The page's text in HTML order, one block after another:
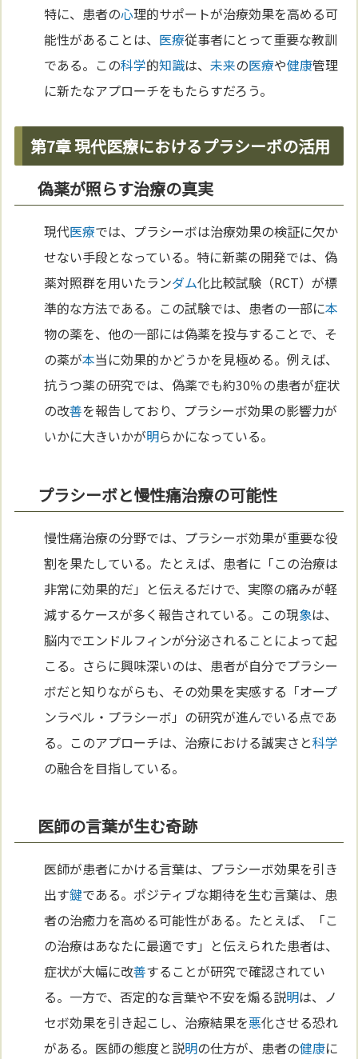
特に、患者の心理的サポートが治療効果を高める可
能性があることは、 医療従事者にとって重要な教訓
である。この科学的知識は、未来の医療や健康管理
に新たなアプローチをもたらすだろう。
第7章 現代医療におけるプラシーボの活用
偽薬が照らす治療の真実
現代医療では、プラシーボは治療効果の検証に欠か
せない手段となっている。特に新薬の開発では、偽
薬対照群を用いたランダム化比較試験（RCT）が標
準的な方法である。この試験では、患者の一部に本
物の薬を、他の一部には偽薬を投与することで、そ
の薬が本当に効果的かどうかを見極める。例えば、
抗うつ薬の研究では、偽薬でも約30％の患者が症状
の改善を報告しており、プラシーボ効果の影響力が
いかに大きいかが明らかになっている。
プラシーボと慢性痛治療の可能性
慢性痛治療の分野では、プラシーボ効果が重要な役
割を果たしている。たとえば、患者に「この治療は
非常に効果的だ」と伝えるだけで、実際の痛みが軽
減するケースが多く報告されている。この現象は、
脳内でエンドルフィンが分泌されることによって起
こる。さらに興味深いのは、患者が自分でプラシー
ボだと知りながらも、その効果を実感する「オープ
ンラベル・プラシーボ」の研究が進んでいる点であ
る。このアプローチは、治療における誠実さと科学
の融合を目指している。
医師の言葉が生む奇跡
医師が患者にかける言葉は、プラシーボ効果を引き
出す鍵である。ポジティブな期待を生む言葉は、患
者の治癒力を高める可能性がある。たとえば、「こ
の治療はあなたに最適です」と伝えられた患者は、
症状が大幅に改善することが研究で確認されてい
る。一方で、否定的な言葉や不安を煽る説明は、ノ
セボ効果を引き起こし、治療結果を悪化させる恐れ
がある。医師の態度と説明の仕方が、患者の健康に